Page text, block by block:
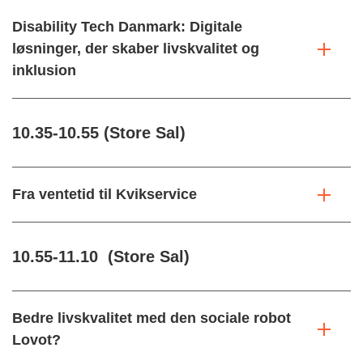
Disability Tech Danmark: Digitale
løsninger, der skaber livskvalitet og
inklusion
10.35-10.55 (Store Sal)
Fra ventetid til Kvikservice
10.55-11.10 (Store Sal)
Bedre livskvalitet med den sociale robot
Lovot?